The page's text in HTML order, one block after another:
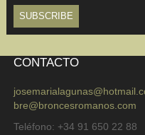
CONTACTO
bre@broncesromanos.com
Teléfono: +34 91 650 22 88